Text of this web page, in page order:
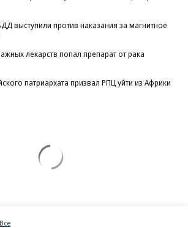
выступили против наказания за магнитное
лекарств попал препарат от рака
патриархата призвал РПЦ уйти из Африки
Все